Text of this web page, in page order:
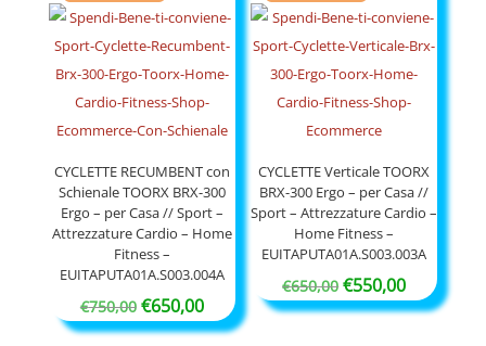
€299,00.€269,00.
€249,00.€179,00.
CYCLETTE RECUMBENT con
Schienale TOORX BRX-300
Ergo – per Casa // Sport –
Attrezzature Cardio – Home
Fitness –
EUITAPUTA01A.S003.004A
€750,00 Il
prezzo
€650,00Il
prezzo
CYCLETTE Verticale TOORX
BRX-300 Ergo – per Casa //
Sport – Attrezzature Cardio –
Home Fitness –
EUITAPUTA01A.S003.003A
€650,00 Il
prezzo
€550,00Il
prezzo